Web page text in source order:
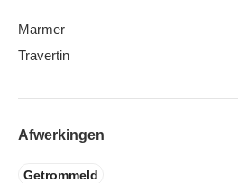
Marmer
Travertin
Afwerkingen
Getrommeld